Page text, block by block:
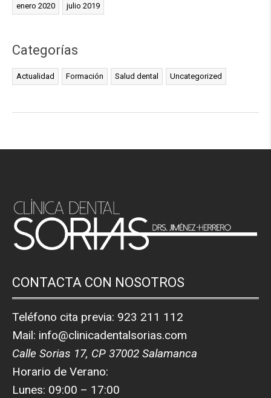
enero 2020 julio 2019
Categorías
Actualidad Formación Salud dental Uncategorized
CONTACTA CON NOSOTROS
Teléfono cita previa: 923 211 112
Mail: info@clinicadentalsorias.com
Calle Sorias 17, CP 37002 Salamanca
Horario de Verano:
Lunes: 09:00 – 17:00